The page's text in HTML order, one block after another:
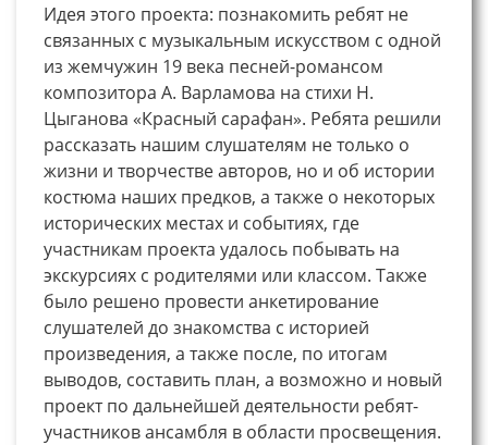
Идея этого проекта: познакомить ребят не
связанных с музыкальным искусством с одной
из жемчужин 19 века песней-романсом
композитора А. Варламова на стихи Н.
Цыганова «Красный сарафан». Ребята решили
рассказать нашим слушателям не только о
жизни и творчестве авторов, но и об истории
костюма наших предков, а также о некоторых
исторических местах и событиях, где
участникам проекта удалось побывать на
экскурсиях с родителями или классом. Также
было решено провести анкетирование
слушателей до знакомства с историей
произведения, а также после, по итогам
выводов, составить план, а возможно и новый
проект по дальнейшей деятельности ребят-
участников ансамбля в области просвещения.